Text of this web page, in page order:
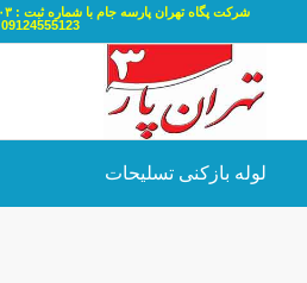
09124555123
لوله بازکنی تسلیحات